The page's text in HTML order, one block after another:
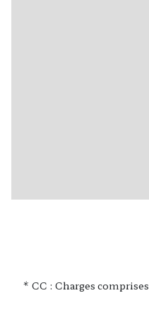
* CC : Charges comprises